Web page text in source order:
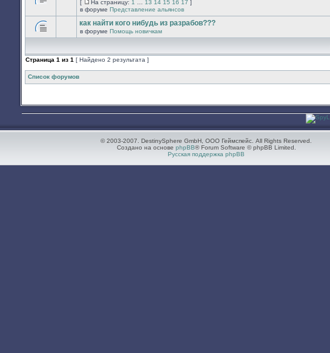
теме
нет
[
На
страницу
На страницу: 1 13 14 15 16 17 ]
в форуме Представление альянсов
нет
новых
сообщений.
как найти кого нибудь из разрабов???
в форуме Помощь новичкам
Страница 1 из 1 [ Найдено 2 результата ]
Список форумов
© 2003-2007. DestinySphere GmbH, ООО Геймспейс. All Rights Reserved.
Создано на основе phpBB® Forum Software © phpBB Limited.
Русская поддержка phpBB